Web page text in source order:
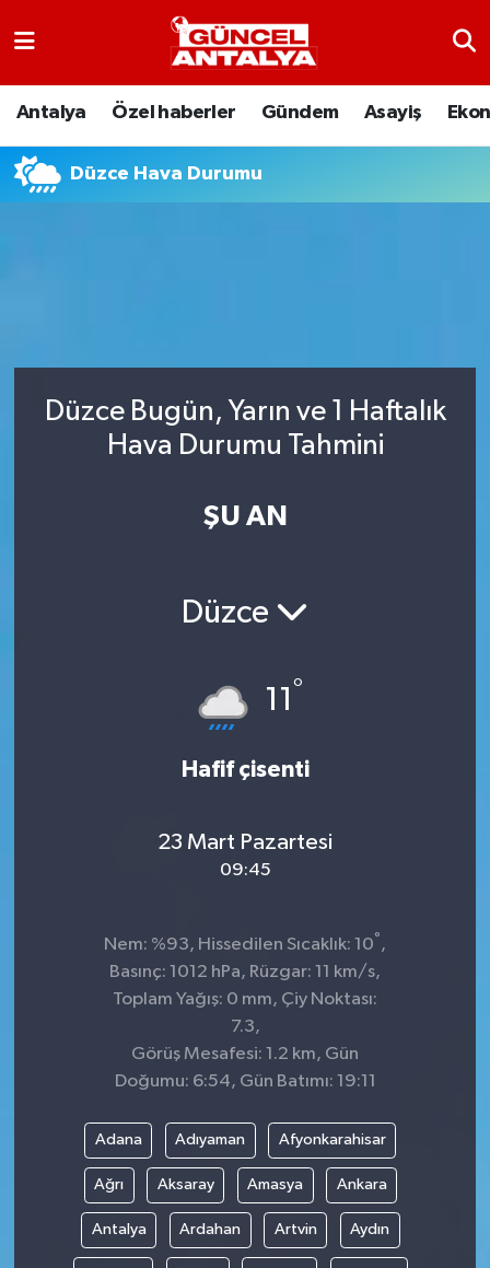
Antalya Özel haberler Gündem Asayiş
Düzce Hava Durumu
Düzce Bugün, Yarın ve 1 Haftalık
Hava Durumu Tahmini
ŞU AN
Düzce
11 °
Hafif çisenti
23 Mart Pazartesi
09:45
Nem: %93, Hissedilen Sıcaklık: 10° ,
Basınç: 1012 hPa, Rüzgar: 11 km/s,
Toplam Yağış: 0 mm, Çiy Noktası:
7.3,
Görüş Mesafesi: 1.2 km, Gün
Doğumu: 6:54, Gün Batımı: 19:11
Adana Adıyaman Afyonkarahisar
Ağrı Aksaray Amasya Ankara
Antalya Ardahan Artvin Aydın
Antalya
Ekonomi
Nöbetçi Eczaneler
Son Dakika Haberleri